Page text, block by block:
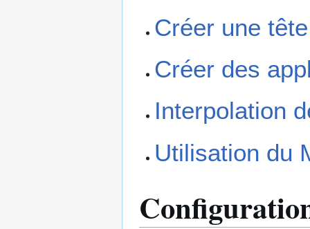
Créer une
Créer des
Interpolation
Utilisation du